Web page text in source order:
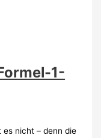
1-
es nicht – denn die